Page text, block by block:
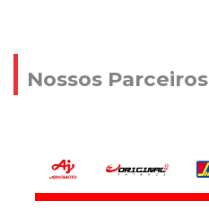
Nossos Parceiros